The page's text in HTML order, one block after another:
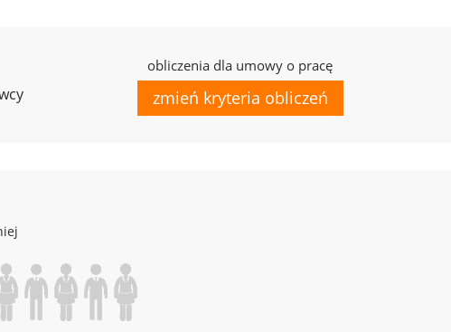
obliczenia dla umowy o pracę
zmień kryteria obliczeń